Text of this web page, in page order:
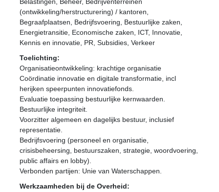
(ontwikkeling/herstructurering) / kantoren,
Begraafplaatsen, Bedrijfsvoering, Bestuurlijke zaken,
Energietransitie, Economische zaken, ICT, Innovatie,
Kennis en innovatie, PR, Subsidies, Verkeer
Toelichting:
Organisatieontwikkeling: krachtige organisatie
Coördinatie innovatie en digitale transformatie, incl
herijken speerpunten innovatiefonds.
Evaluatie toepassing bestuurlijke kernwaarden.
Bestuurlijke integriteit.
Voorzitter algemeen en dagelijks bestuur, inclusief
representatie.
Bedrijfsvoering (personeel en organisatie,
crisisbeheersing, bestuurszaken, strategie, woordvoering,
public affairs en lobby).
Verbonden partijen: Unie van Waterschappen.
Werkzaamheden bij de Overheid: